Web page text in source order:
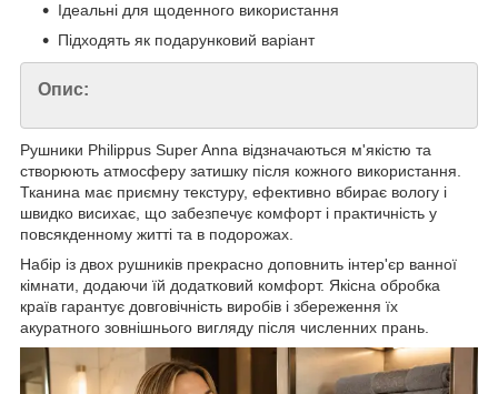
Ідеальні для щоденного використання
Підходять як подарунковий варіант
Опис:
Рушники Philippus Super Anna відзначаються м'якістю та
створюють атмосферу затишку після кожного використання.
Тканина має приємну текстуру, ефективно вбирає вологу і
швидко висихає, що забезпечує комфорт і практичність у
повсякденному житті та в подорожах.
Набір із двох рушників прекрасно доповнить інтер'єр ванної
кімнати, додаючи їй додатковий комфорт. Якісна обробка
країв гарантує довговічність виробів і збереження їх
акуратного зовнішнього вигляду після численних прань.